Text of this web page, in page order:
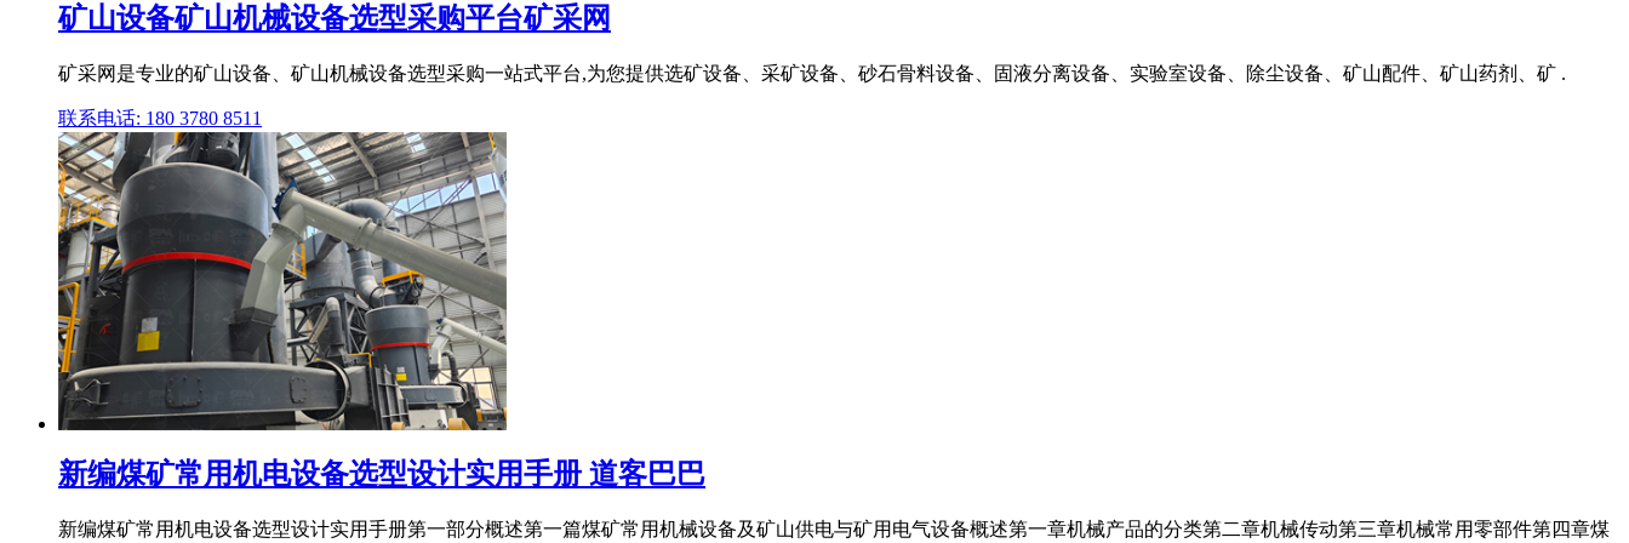
矿山设备矿山机械设备选型采购平台矿采网
矿采网是专业的矿山设备、矿山机械设备选型采购一站式平台,为您提供选矿设备、采矿设备、砂石骨料设备、固液分离设备、实验室设备、除尘设备、矿山配件、矿山药剂、矿 .
联系电话: 180 3780 8511
新编煤矿常用机电设备选型设计实用手册 道客巴巴
新编煤矿常用机电设备选型设计实用手册第一部分概述第一篇煤矿常用机械设备及矿山供电与矿用电气设备概述第一章机械产品的分类第二章机械传动第三章机械常用零部件第四章煤